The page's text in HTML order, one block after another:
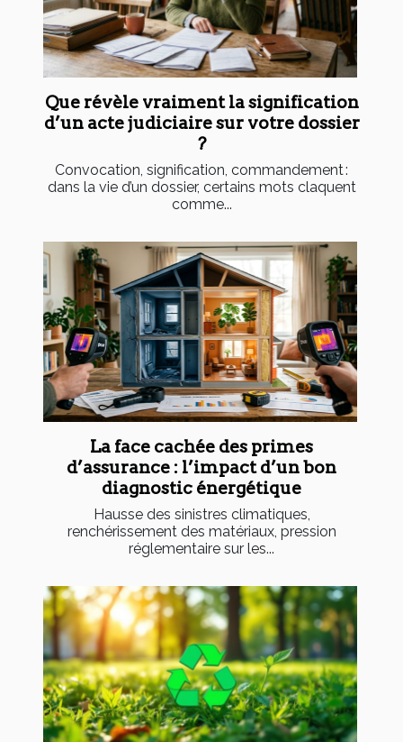
Que révèle vraiment la signification
d’un acte judiciaire sur votre dossier
?
Convocation, signification, commandement :
dans la vie d’un dossier, certains mots claquent
comme...
La face cachée des primes
d’assurance : l’impact d’un bon
diagnostic énergétique
Hausse des sinistres climatiques,
renchérissement des matériaux, pression
réglementaire sur les...